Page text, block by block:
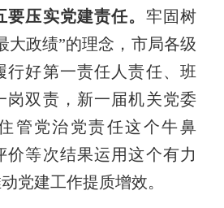
要压实党建责任。 牢固树
大政绩”的理念，市局各级
行好第一责任人责任、班
岗双责，新一届机关党委
管党治党责任这个牛鼻
价等次结果运用这个有力
党建工作提质增效。